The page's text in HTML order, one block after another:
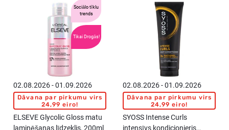
Sociālo tīklu
trends
Tikai Drogās!
02.08.2026 - 01.09.2026
Dāvana par pirkumu virs
24,99 eiro!
ELSEVE Glycolic Gloss matu
laminēšanas līdzeklis, 200ml
02.08.2026 - 01.09.2026
Dāvana par pirkumu virs
24,99 eiro!
SYOSS Intense Curls
intensīvs kondicionieris